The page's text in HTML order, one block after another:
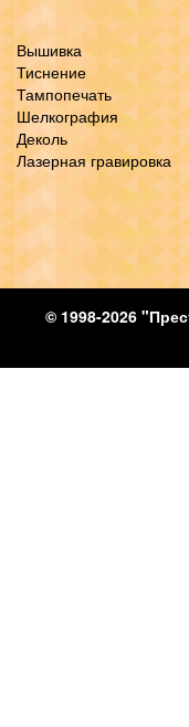
Вышивка
Тиснение
Тампопечать
Шелкография
Деколь
Лазерная гравировка
© 1998-2026